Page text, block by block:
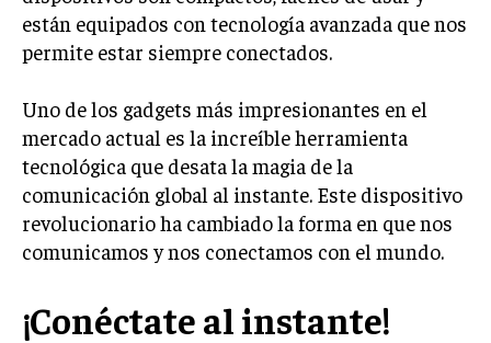
están equipados con tecnología avanzada que nos
permite estar siempre conectados.
Uno de los gadgets más impresionantes en el
mercado actual es la increíble herramienta
tecnológica que desata la magia de la
comunicación global al instante. Este dispositivo
revolucionario ha cambiado la forma en que nos
comunicamos y nos conectamos con el mundo.
¡Conéctate al instante!